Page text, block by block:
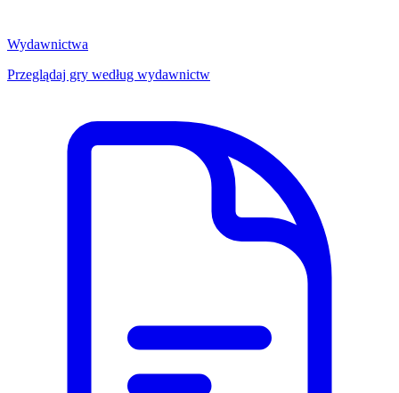
Wydawnictwa
Przeglądaj gry według wydawnictw